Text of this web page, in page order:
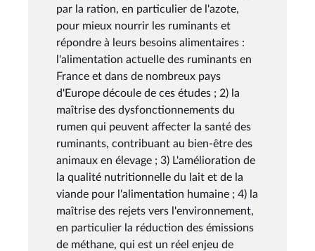
par la ration, en particulier de l'azote,
pour mieux nourrir les ruminants et
répondre à leurs besoins alimentaires :
l'alimentation actuelle des ruminants en
France et dans de nombreux pays
d'Europe découle de ces études ; 2) la
maîtrise des dysfonctionnements du
rumen qui peuvent affecter la santé des
ruminants, contribuant au bien-être des
animaux en élevage ; 3) L'amélioration de
la qualité nutritionnelle du lait et de la
viande pour l'alimentation humaine ; 4) la
maîtrise des rejets vers l'environnement,
en particulier la réduction des émissions
de méthane, qui est un réel enjeu de